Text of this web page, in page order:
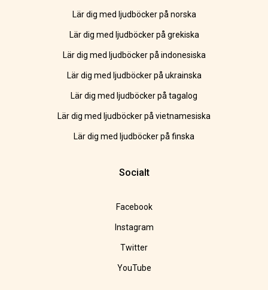
Lär dig med ljudböcker på norska
Lär dig med ljudböcker på grekiska
Lär dig med ljudböcker på indonesiska
Lär dig med ljudböcker på ukrainska
Lär dig med ljudböcker på tagalog
Lär dig med ljudböcker på vietnamesiska
Lär dig med ljudböcker på finska
Socialt
Facebook
Instagram
Twitter
YouTube